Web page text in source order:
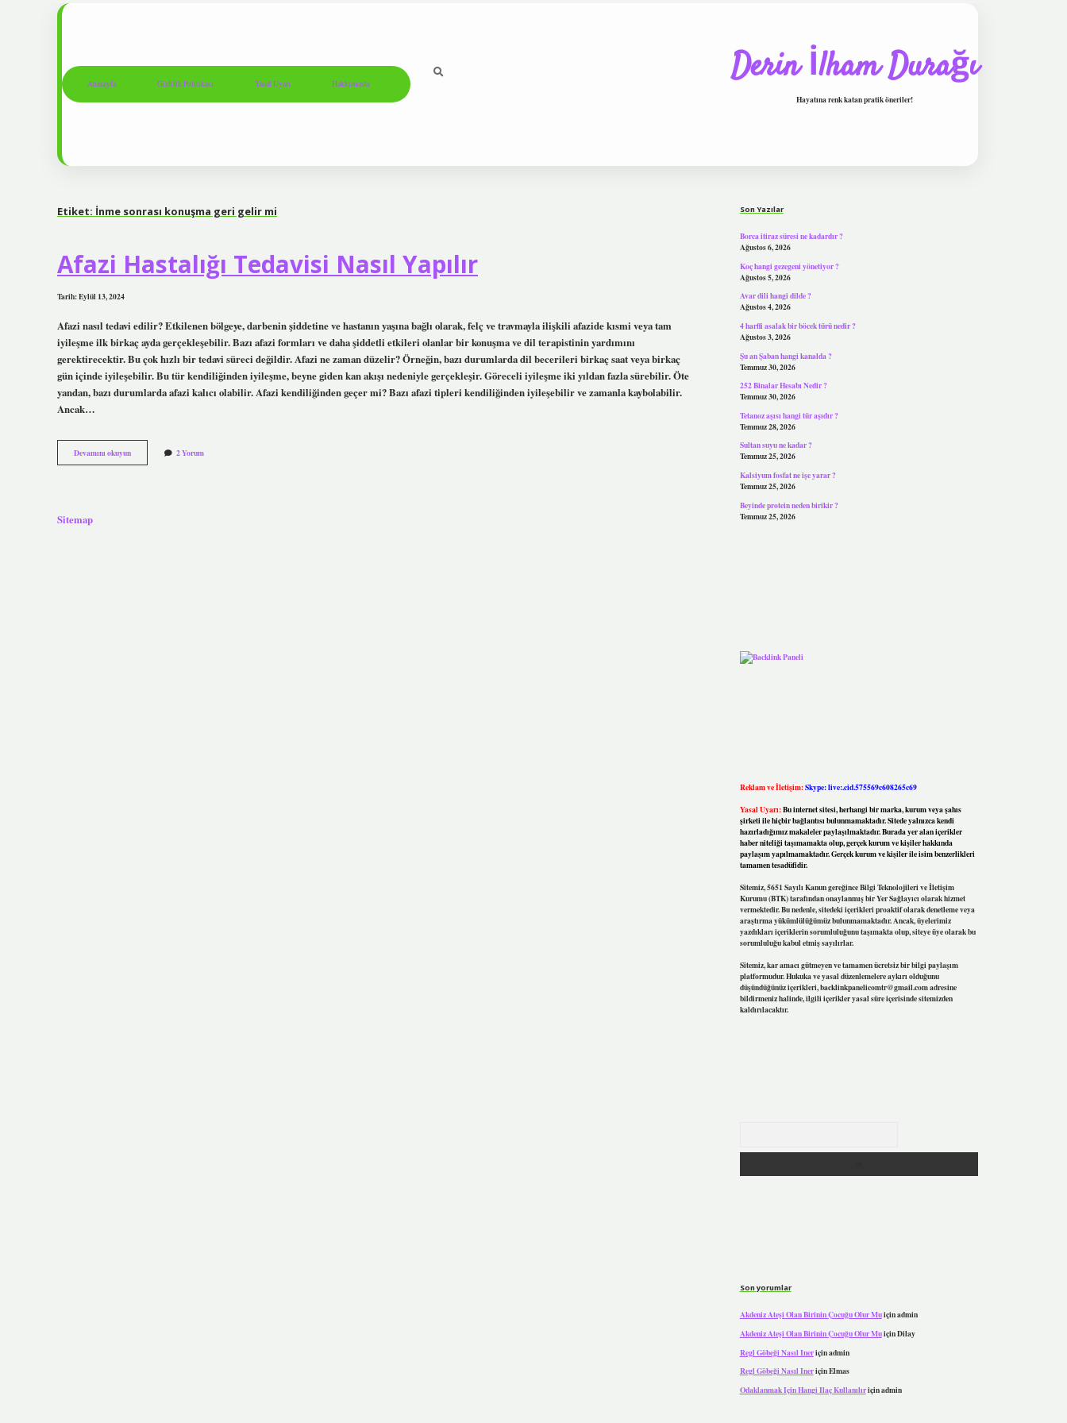
Anasayfa Gizlilik Politikası Yasal Uyarı Hakkımızda Derin İlham Durağı
Hayatına renk katan pratik öneriler!
Etiket: İnme sonrası konuşma geri gelir mi
Afazi Hastalığı Tedavisi Nasıl Yapılır
Tarih: Eylül 13, 2024
Afazi nasıl tedavi edilir? Etkilenen bölgeye, darbenin şiddetine ve hastanın yaşına bağlı olarak, felç ve travmayla ilişkili afazide kısmi veya tam
iyileşme ilk birkaç ayda gerçekleşebilir. Bazı afazi formları ve daha şiddetli etkileri olanlar bir konuşma ve dil terapistinin yardımını
gerektirecektir. Bu çok hızlı bir tedavi süreci değildir. Afazi ne zaman düzelir? Örneğin, bazı durumlarda dil becerileri birkaç saat veya birkaç
gün içinde iyileşebilir. Bu tür kendiliğinden iyileşme, beyne giden kan akışı nedeniyle gerçekleşir. Göreceli iyileşme iki yıldan fazla sürebilir. Öte
yandan, bazı durumlarda afazi kalıcı olabilir. Afazi kendiliğinden geçer mi? Bazı afazi tipleri kendiliğinden iyileşebilir ve zamanla kaybolabilir.
Ancak…
Devamını okuyunAfazi
Hastalığı
2 Yorum
Sitemap
Son Yazılar
Borca itiraz süresi ne kadardır ?
Ağustos 6, 2026
Koç hangi gezegeni yönetiyor ?
Ağustos 5, 2026
Avar dili hangi dilde ?
Ağustos 4, 2026
4 harfli asalak bir böcek türü nedir ?
Ağustos 3, 2026
Şu an Şaban hangi kanalda ?
Temmuz 30, 2026
252 Binalar Hesabı Nedir ?
Temmuz 30, 2026
Tetanoz aşısı hangi tür aşıdır ?
Temmuz 28, 2026
Sultan suyu ne kadar ?
Temmuz 25, 2026
Kalsiyum fosfat ne işe yarar ?
Temmuz 25, 2026
Beyinde protein neden birikir ?
Temmuz 25, 2026
Reklam ve İletişim:Skype: live:.cid.575569c608265c69
Yasal Uyarı:Bu internet sitesi, herhangi bir marka, kurum veya şahıs
şirketi ile hiçbir bağlantısı bulunmamaktadır. Sitede yalnızca kendi
hazırladığımız makaleler paylaşılmaktadır. Burada yer alan içerikler
haber niteliği taşımamakta olup, gerçek kurum ve kişiler hakkında
paylaşım yapılmamaktadır. Gerçek kurum ve kişiler ile isim benzerlikleri
tamamen tesadüfidir.
Sitemiz, 5651 Sayılı Kanun gereğince Bilgi Teknolojileri ve İletişim
Kurumu (BTK) tarafından onaylanmış bir Yer Sağlayıcı olarak hizmet
vermektedir. Bu nedenle, sitedeki içerikleri proaktif olarak denetleme veya
araştırma yükümlülüğümüz bulunmamaktadır. Ancak, üyelerimiz
yazdıkları içeriklerin sorumluluğunu taşımakta olup, siteye üye olarak bu
sorumluluğu kabul etmiş sayılırlar.
Sitemiz, kar amacı gütmeyen ve tamamen ücretsiz bir bilgi paylaşım
platformudur. Hukuka ve yasal düzenlemelere aykırı olduğunu
düşündüğünüz içerikleri,backlinkpanelicomtr@gmail.comadresine
bildirmeniz halinde, ilgili içerikler yasal süre içerisinde sitemizden
kaldırılacaktır.
Son yorumlar
Akdeniz Ateşi Olan Birinin Çocuğu Olur Muiçinadmin
Akdeniz Ateşi Olan Birinin Çocuğu Olur MuiçinDilay
Regl Göbeği Nasıl Ineriçinadmin
Regl Göbeği Nasıl IneriçinElmas
Odaklanmak Için Hangi Ilaç Kullanılıriçinadmin